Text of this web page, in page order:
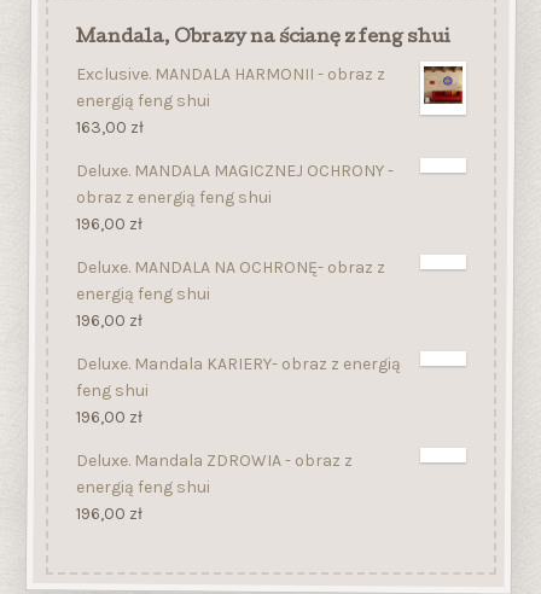
Mandala, Obrazy na ścianę z feng shui
Exclusive. MANDALA HARMONII - obraz z
energią feng shui
163,00 zł
Deluxe. MANDALA MAGICZNEJ OCHRONY -
obraz z energią feng shui
196,00 zł
Deluxe. MANDALA NA OCHRONĘ- obraz z
energią feng shui
196,00 zł
Deluxe. Mandala KARIERY- obraz z energią
feng shui
196,00 zł
Deluxe. Mandala ZDROWIA - obraz z
energią feng shui
196,00 zł